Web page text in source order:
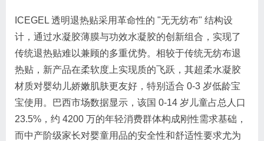
ICEGEL 透明退热贴采用革命性的 "无无纺布" 结构设
计，通过水凝胶薄膜与功效水凝胶的创新组合，实现了
传统退热贴难以兼顾的多重优势。相较于传统无纺布退
热贴，新产品在柔软度上实现质的飞跃，其超柔水凝胶
材质对婴幼儿娇嫩肌肤更友好，特别适合 0-3 岁低龄宝
宝使用。巴西市场数据显示，该国 0-14 岁儿童占总人口
23.5%，约 4200 万的年轻消费群体构成刚性需求基础，
而中产阶级家长对婴童用品的安全性和舒适性要求尤为